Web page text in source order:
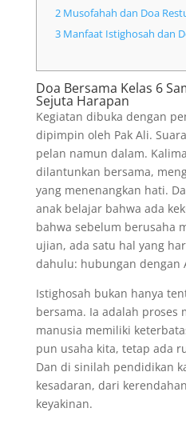
2 Musofahah dan Doa
3 Manfaat Istighosah dan
Doa Bersama Kelas 6
Sejuta Harapan
Kegiatan dibuka dengan
dipimpin oleh Pak Ali.
pelan namun dalam.
dilantunkan bersama,
yang menenangkan hati.
anak belajar bahwa ada
bahwa sebelum berusaha
ujian, ada satu hal yang
dahulu: hubungan dengan
Istighosah bukan hanya
bersama. Ia adalah proses
manusia memiliki
pun usaha kita, tetap ada
Dan di sinilah pendidikan
kesadaran, dari
keyakinan.